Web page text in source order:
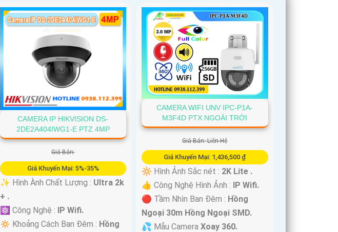
CAMERA IP HIKVISION DS-
2DE2A404IWG1-E PTZ 4MP
Giá Bán:
Giá Khuyến Mại: 5%-35%
✨ Hình Ành Chất Lượng : Ultra 2k
+ .
⚛️ Công Nghệ :
IP Wifi.
🔅 Khoảng Cách Ban Đêm : Hồng
CAMERA WIFI UNV IPC-P1A-
M3F4D PTX NGOÀI TRỜI
Giá Bán: Liên Hệ
Giá Khuyến Mại: 1,436,500 ₫
🔆 Hình Ảnh Sắc nét : 2K Lite .
👍 Công Nghệ Hình Ảnh : IP Wifi.
🔴 Tầm Nhìn Ban Đêm : Hồng
Ngoại 30m Hồng Ngoại SMD.
💦 Mẫu CameraXoay 360.